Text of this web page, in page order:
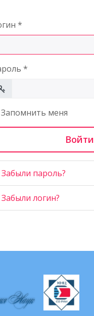
*
*
Запомнить меня
Войти
Забыли пароль?
Забыли логин?